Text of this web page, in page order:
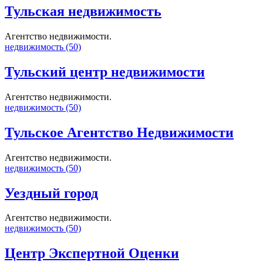
Тульская недвижимость
Агентство недвижимости.
недвижимость (50)
Тульский центр недвижимости
Агентство недвижимости.
недвижимость (50)
Тульское Агентство Недвижимости
Агентство недвижимости.
недвижимость (50)
Уездный город
Агентство недвижимости.
недвижимость (50)
Центр Экспертной Оценки